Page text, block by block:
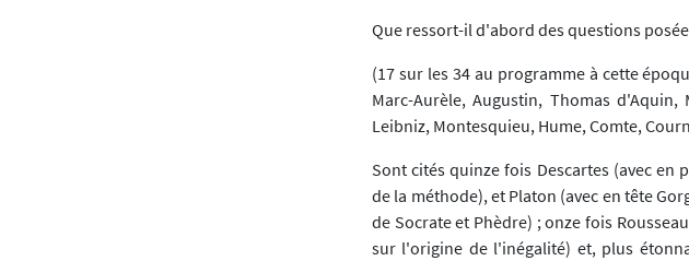
Que ressort-il d'abord des questions
(17 sur les 34 au programme à cette
Marc-Aurèle, Augustin, Thomas d'Aquin,
Leibniz, Montesquieu, Hume, Comte,
Sont cités quinze fois Descartes (avec
de la méthode), et Platon (avec en tête
de Socrate et Phèdre) ; onze fois
sur l'origine de l'inégalité) et, plus